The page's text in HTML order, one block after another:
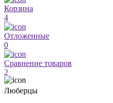
Корзина
4
Отложенные
0
Сравнение товаров
2
Люберцы